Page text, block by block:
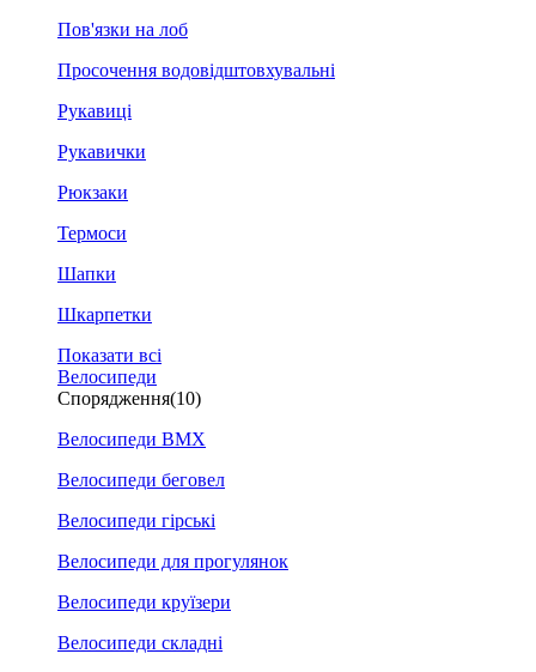
Пов'язки на лоб
Просочення водовідштовхувальні
Рукавиці
Рукавички
Рюкзаки
Термоси
Шапки
Шкарпетки
Показати всі
Велосипеди
Спорядження(10)
Велосипеди BMX
Велосипеди беговел
Велосипеди гірські
Велосипеди для прогулянок
Велосипеди круїзери
Велосипеди складні